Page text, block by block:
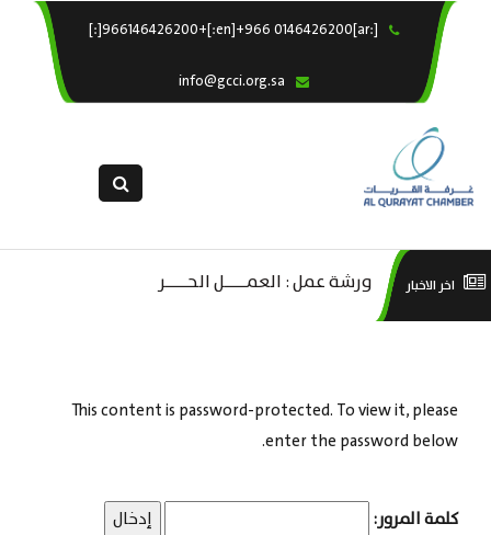
[:ar]966146426200+[:en]+966 0146426200[:] ×
خدماتنا
التقديم الالكترونى
اخر الاخبار ورشة عمل : العمـــــل الحـــــر
This content is password-protected. To view it, please
enter the password below.
كلمة المرور: